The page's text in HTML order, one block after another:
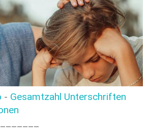
- Gesamtzahl Unterschriften